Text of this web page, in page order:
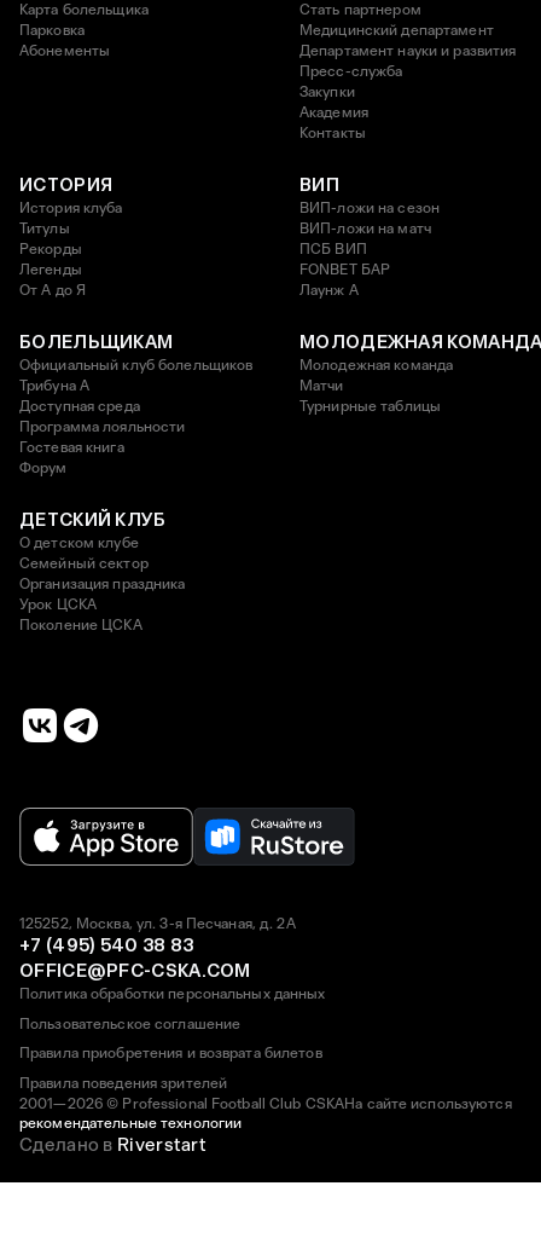
Карта болельщика
Парковка
Абонементы
Стать партнером
Медицинский департамент
Департамент науки и развития
Пресс-служба
Закупки
Академия
Контакты
ИСТОРИЯ
История клуба
Титулы
Рекорды
Легенды
От А до Я
ВИП
ВИП-ложи на сезон
ВИП-ложи на матч
ПСБ ВИП
FONBET БАР
Лаунж A
БОЛЕЛЬЩИКАМ
Официальный клуб болельщиков
Трибуна А
Доступная среда
Программа лояльности
Гостевая книга
Форум
МОЛОДЕЖНАЯ
Молодежная команда
Матчи
Турнирные таблицы
ДЕТСКИЙ КЛУБ
О детском клубе
Семейный сектор
Организация праздника
Урок ЦСКА
Поколение ЦСКА
2001—2026 © Professional Football Club CSKAНа сайте используются
рекомендательные технологии
125252, Москва, ул. 3-я Песчаная, д. 2А
+7 (495) 540 38 83
OFFICE@PFC-CSKA.COM
Политика обработки персональных данных
Пользовательское соглашение
Правила приобретения и возврата билетов
Правила поведения зрителей
Сделано в Riverstart